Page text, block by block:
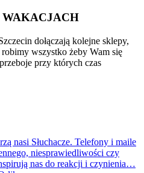
dołączają kolejne sklepy,
wszystko żeby Wam się
przy których czas
nasi Słuchacze. Telefony i maile
niesprawiedliwości czy
nas do reakcji i czynienia…